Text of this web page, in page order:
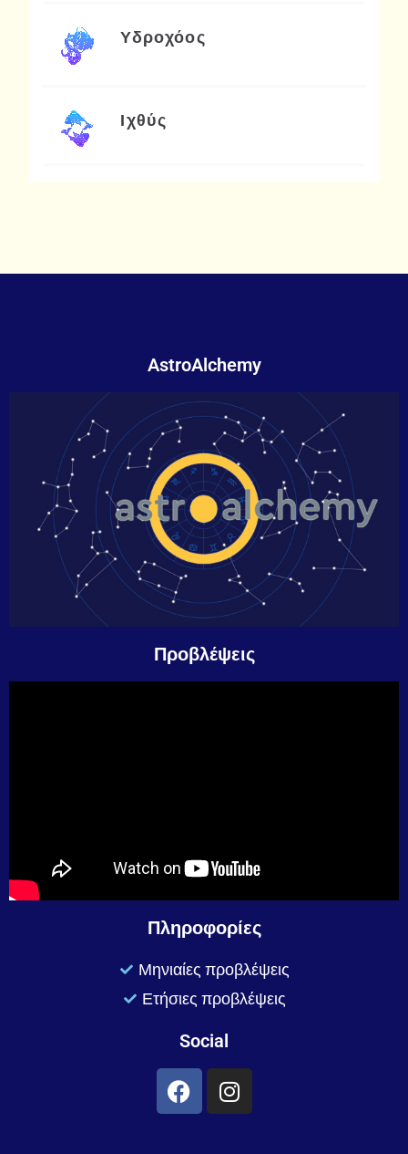
Υδροχόος
Ιχθύς
AstroAlchemy
Προβλέψεις
Πληροφορίες
Μηνιαίες προβλέψεις
Ετήσιες προβλέψεις
Social